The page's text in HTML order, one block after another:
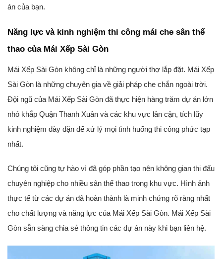
án của bạn.
Năng lực và kinh nghiệm thi công mái che sân thể
thao của Mái Xếp Sài Gòn
Mái Xếp Sài Gòn không chỉ là những người thợ lắp đặt. Mái Xếp
Sài Gòn là những chuyên gia về giải pháp che chắn ngoài trời.
Đội ngũ của Mái Xếp Sài Gòn đã thực hiện hàng trăm dự án lớn
nhỏ khắp Quận Thanh Xuân và các khu vực lân cận, tích lũy
kinh nghiệm dày dặn để xử lý mọi tình huống thi công phức tạp
nhất.
Chúng tôi cũng tự hào vì đã góp phần tạo nên không gian thi đấu
chuyên nghiệp cho nhiều sân thể thao trong khu vực. Hình ảnh
thực tế từ các dự án đã hoàn thành là minh chứng rõ ràng nhất
cho chất lượng và năng lực của Mái Xếp Sài Gòn. Mái Xếp Sài
Gòn sẵn sàng chia sẻ thông tin các dự án này khi bạn liên hệ.